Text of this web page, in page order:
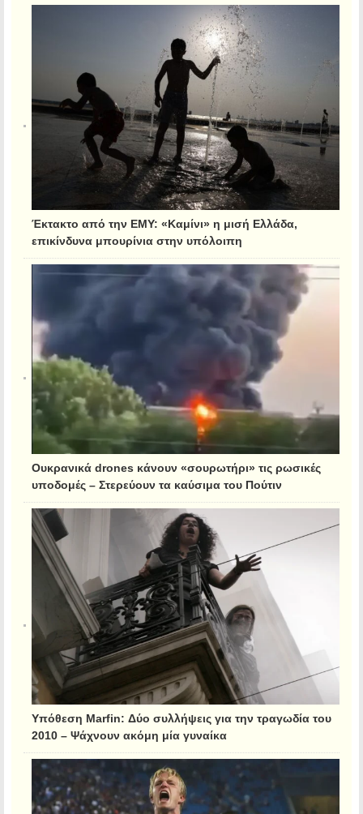
Έκτακτο από την ΕΜΥ: «Καμίνι» η μισή Ελλάδα,
επικίνδυνα μπουρίνια στην υπόλοιπη
Ουκρανικά drones κάνουν «σουρωτήρι» τις ρωσικές
υποδομές – Στερεύουν τα καύσιμα του Πούτιν
Υπόθεση Marfin: Δύο συλλήψεις για την τραγωδία του
2010 – Ψάχνουν ακόμη μία γυναίκα